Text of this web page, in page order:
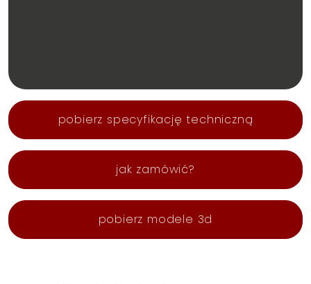
pobierz specyfikację techniczną
jak zamówić?
pobierz modele 3d